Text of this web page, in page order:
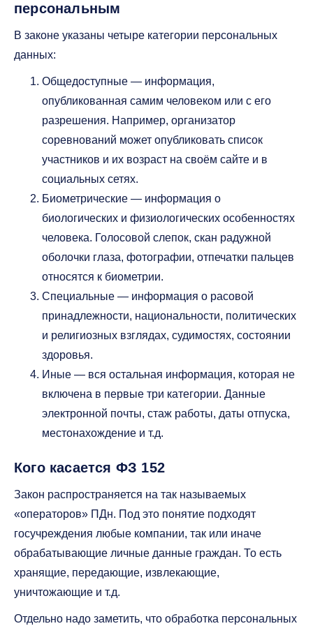
персональным
В законе указаны четыре категории персональных
данных:
Общедоступные — информация,
опубликованная самим человеком или с его
разрешения. Например, организатор
соревнований может опубликовать список
участников и их возраст на своём сайте и в
социальных сетях.
Биометрические — информация о
биологических и физиологических особенностях
человека. Голосовой слепок, скан радужной
оболочки глаза, фотографии, отпечатки пальцев
относятся к биометрии.
Специальные — информация о расовой
принадлежности, национальности, политических
и религиозных взглядах, судимостях, состоянии
здоровья.
Иные — вся остальная информация, которая не
включена в первые три категории. Данные
электронной почты, стаж работы, даты отпуска,
местонахождение и т.д.
Кого касается ФЗ 152
Закон распространяется на так называемых
«операторов» ПДн. Под это понятие подходят
госучреждения любые компании, так или иначе
обрабатывающие личные данные граждан. То есть
хранящие, передающие, извлекающие,
уничтожающие и т.д.
Отдельно надо заметить, что обработка персональных